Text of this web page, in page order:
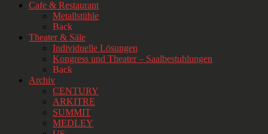
Cafe & Restaurant
Metallstühle
Back
Theater & Säle
Individuelle Lösungen
Kongress und Theater – Saalbestuhlungen
Back
Archiv
CENTURY
ARKITRE
SUMMIT
MEDLEY